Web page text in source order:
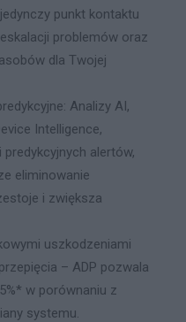
punkt kontaktu
problemów oraz
dla Twojej
Analizy AI,
Intelligence,
alertów,
eliminowanie
i zwiększa
uszkodzeniami
– ADP pozwala
w porównaniu z
systemu.